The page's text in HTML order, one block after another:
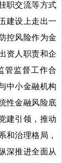
职交流等方式
建设上走出一
控风险作为金
资人职责和企
管监督工作合
中小金融机构
性金融风险底
建引领，推动
和治理格局，
深推进全面从